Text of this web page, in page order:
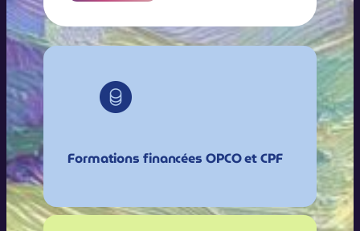
Formations financées OPCO et CPF